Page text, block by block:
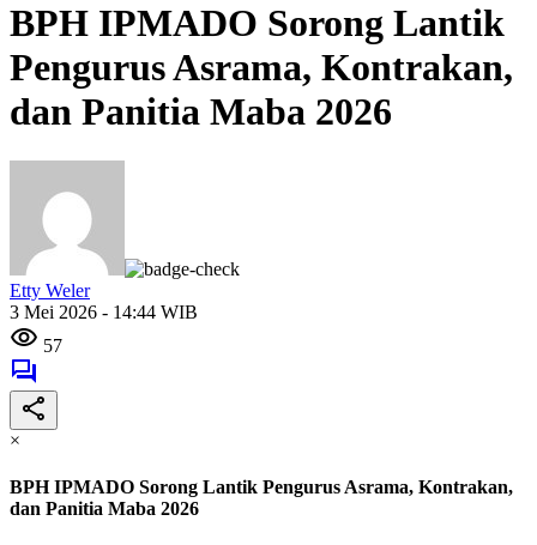
BPH IPMADO Sorong Lantik
Pengurus Asrama, Kontrakan,
dan Panitia Maba 2026
Etty Weler
3 Mei 2026 - 14:44 WIB
57
×
BPH IPMADO Sorong Lantik Pengurus Asrama, Kontrakan,
dan Panitia Maba 2026